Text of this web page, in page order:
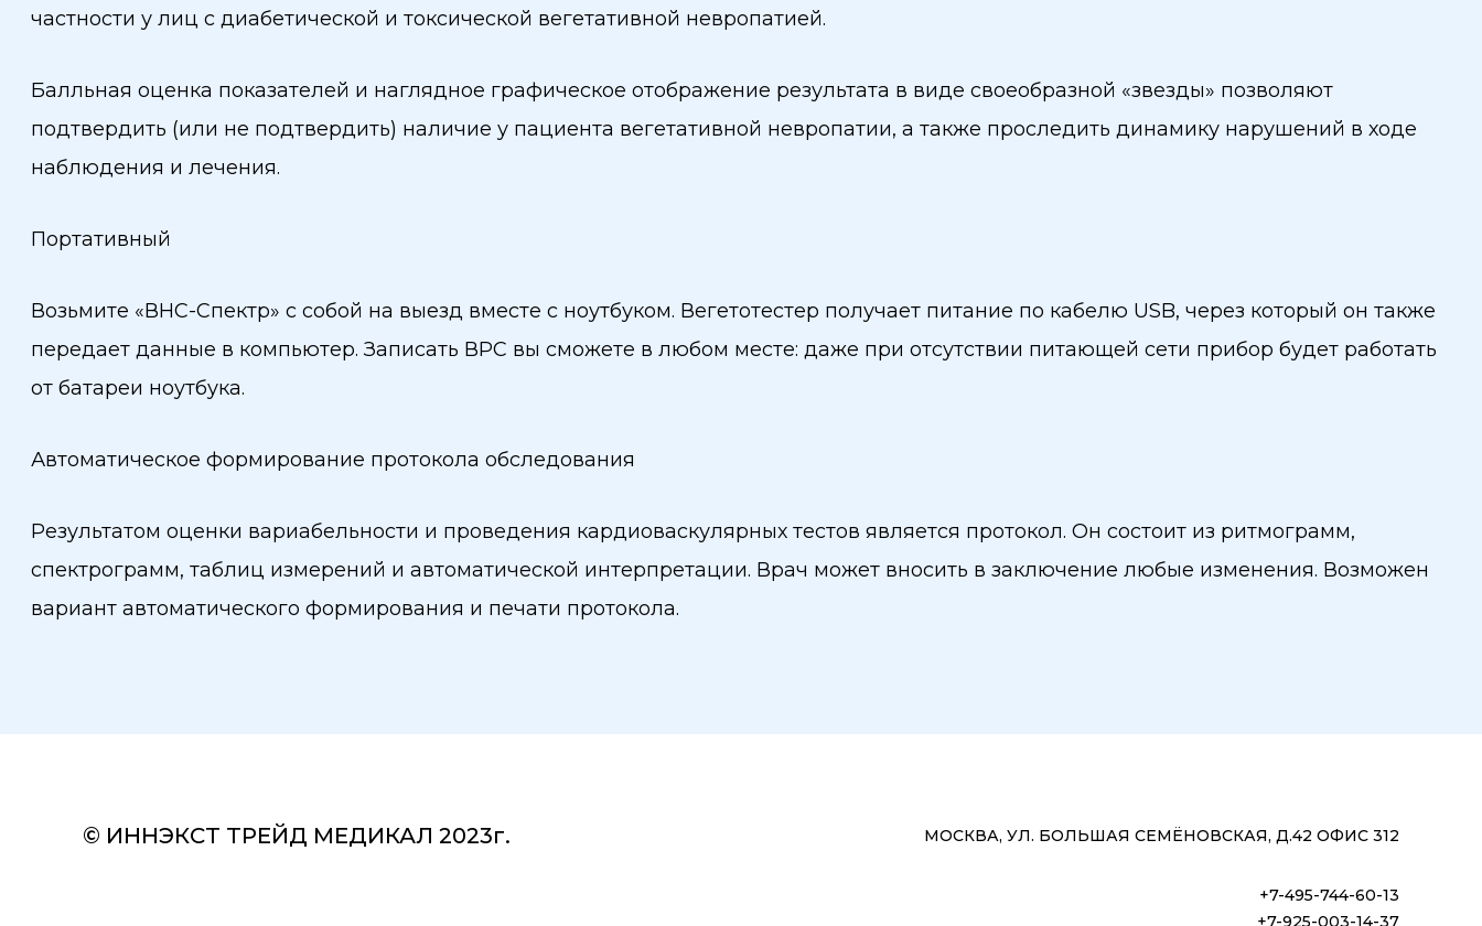
частности у лиц с диабетической и токсической вегетативной невропатией.
Балльная оценка показателей и наглядное графическое отображение результата в виде своеобразной «звезды» позволяют
подтвердить (или не подтвердить) наличие у пациента вегетативной невропатии, а также проследить динамику нарушений в ходе
наблюдения и лечения.
Портативный
Возьмите «ВНС-Спектр» с собой на выезд вместе с ноутбуком. Вегетотестер получает питание по кабелю USB, через который он также
передает данные в компьютер. Записать ВРС вы сможете в любом месте: даже при отсутствии питающей сети прибор будет работать
от батареи ноутбука.
Автоматическое формирование протокола обследования
Результатом оценки вариабельности и проведения кардиоваскулярных тестов является протокол. Он состоит из ритмограмм,
спектрограмм, таблиц измерений и автоматической интерпретации. Врач может вносить в заключение любые изменения. Возможен
вариант автоматического формирования и печати протокола.
© ИННЭКСТ ТРЕЙД МЕДИКАЛ 2023г. МОСКВА, УЛ. БОЛЬШАЯ СЕМЁНОВСКАЯ, Д.42 ОФИС 312
+7-495-744-60-13
+7-925-003-14-37